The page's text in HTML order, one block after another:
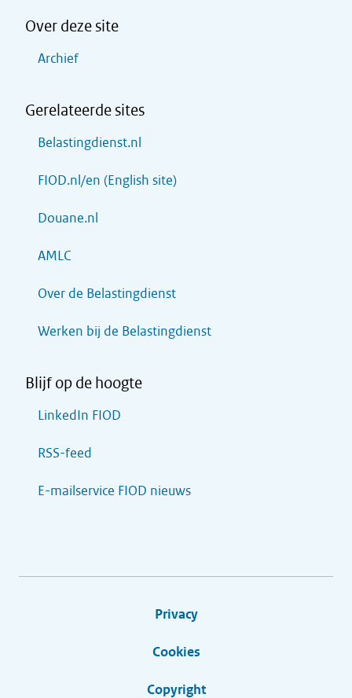
Over deze site
Archief
Gerelateerde sites
Belastingdienst.nl
FIOD.nl/en (English site)
Douane.nl
AMLC
Over de Belastingdienst
Werken bij de Belastingdienst
Blijf op de hoogte
LinkedIn FIOD
RSS-feed
E-mailservice FIOD nieuws
Privacy
Cookies
Copyright